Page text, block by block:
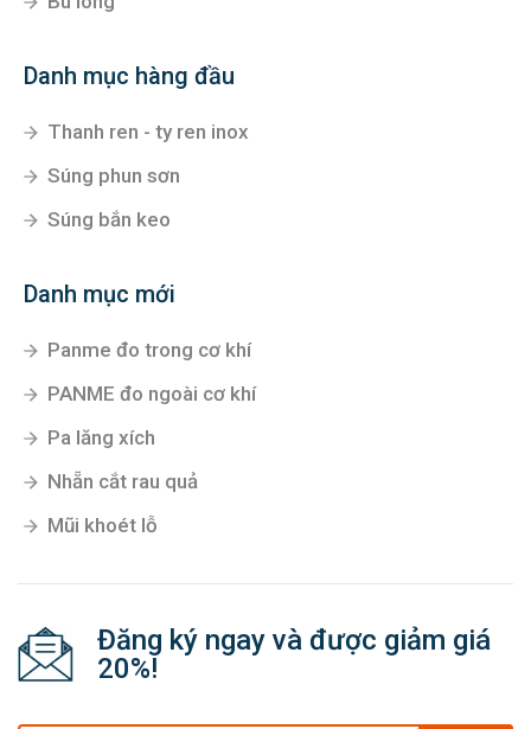
Danh mục hàng đầu
Thanh ren - ty ren inox
Súng phun sơn
Súng bắn keo
Danh mục mới
Panme đo trong cơ khí
PANME đo ngoài cơ khí
Pa lăng xích
Nhẵn cắt rau quả
Mũi khoét lỗ
Đăng ký ngay và được giảm giá
20%!